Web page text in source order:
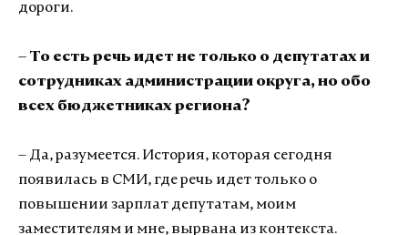
дороги.
– То есть речь идет не только о депутатах и
сотрудниках администрации округа, но обо
всех бюджетниках региона?
– Да, разумеется. История, которая сегодня
появилась в СМИ, где речь идет только о
повышении зарплат депутатам, моим
заместителям и мне, вырвана из контекста.